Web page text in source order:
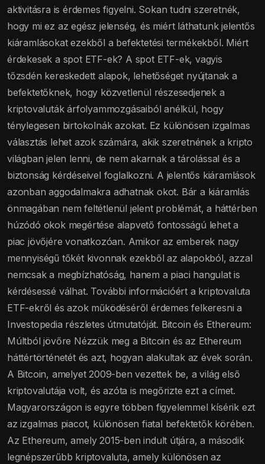
aktivitásra is érdemes figyelni. Sokan tudni szeretnék,
hogy mi ez az egész jelenség, és miért láthatunk jelentős
kiáramlásokat ezekből a befektetési termékekből. Miért
érdekesek a spot ETF-ek? A spot ETF-ek, vagyis
tőzsdén kereskedett alapok, lehetőséget nyújtanak a
befektetőknek, hogy közvetlenül részesedjenek a
kriptovaluták árfolyammozgásaiból anélkül, hogy
ténylegesen birtokolnák azokat. Ez különösen izgalmas
választás lehet azok számára, akik szeretnének a kripto
világban jelen lenni, de nem akarnak a tárolással és a
biztonság kérdéseivel foglalkozni. A jelentős kiáramlások
azonban aggodalmakra adhatnak okot. Bár a kiáramlás
önmagában nem feltétlenül jelent problémát, a háttérben
húzódó okok megértése alapvető fontosságú lehet a
piac jövőjére vonatkozóan. Amikor az emberek nagy
mennyiségű tőkét kivonnak ezekből az alapokból, azzal
nemcsak a megbízhatóság, hanem a piaci hangulat is
kérdésessé válhat. További információért a kriptovaluta
ETF-ekről és azok működéséről érdemes felkeresni a
Investopedia részletes útmutatóját. Bitcoin és Ethereum:
Múltból jövőre Nézzük meg a Bitcoin és az Ethereum
háttértörténetét és azt, hogyan alakultak az évek során.
A Bitcoin, amelyet 2009-ben vezettek be, a világ első
kriptovalutája volt, és azóta is megőrizte ezt a címet.
Magyarországon is egyre többen figyelemmel kísérik ezt
az izgalmas piacot, különösen fiatal befektetők körében.
Az Ethereum, amely 2015-ben indult útjára, a második
legnépszerűbb kriptovaluta, amely különösen az